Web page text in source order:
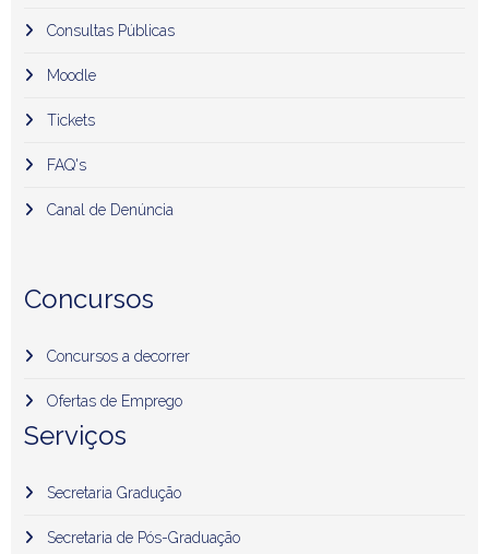
Consultas Públicas
Moodle
Tickets
FAQ's
Canal de Denúncia
Concursos
Concursos a decorrer
Ofertas de Emprego
Serviços
Secretaria Gradução
Secretaria de Pós-Graduação